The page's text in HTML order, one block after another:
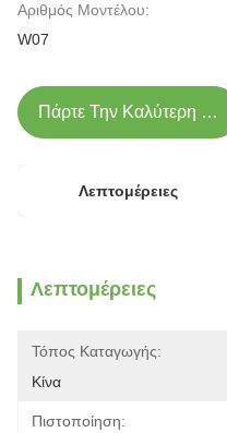
Αριθμός Μοντέλου:
W07
Πάρτε Την Καλύτερη Τιμή
Λεπτομέρειες
Λεπτομέρειες
Τόπος Καταγωγής:
Κίνα
Πιστοποίηση: